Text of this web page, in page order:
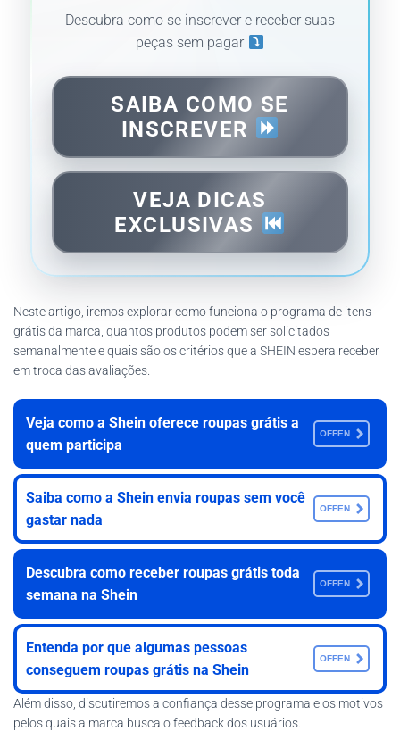
Descubra como se inscrever e receber suas
peças sem pagar
SAIBA COMO SE
INSCREVER
VEJA DICAS
EXCLUSIVAS
Neste artigo, iremos explorar como funciona o programa de itens
grátis da marca, quantos produtos podem ser solicitados
semanalmente e quais são os critérios que a SHEIN espera receber
em troca das avaliações.
Veja como a Shein oferece roupas grátis a
quem participa
OFFEN
Saiba como a Shein envia roupas sem você
gastar nada
OFFEN
Descubra como receber roupas grátis toda
semana na Shein
OFFEN
Entenda por que algumas pessoas
conseguem roupas grátis na Shein
OFFEN
Além disso, discutiremos a confiança desse programa e os motivos
pelos quais a marca busca o feedback dos usuários.